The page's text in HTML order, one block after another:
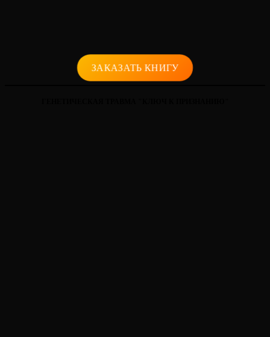
ЗАКАЗАТЬ КНИГУ